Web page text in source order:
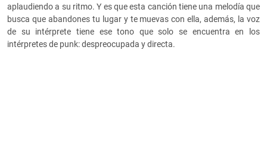
aplaudiendo a su ritmo. Y es que esta canción tiene una melodía que
busca que abandones tu lugar y te muevas con ella, además, la voz
de su intérprete tiene ese tono que solo se encuentra en los
intérpretes de punk: despreocupada y directa.